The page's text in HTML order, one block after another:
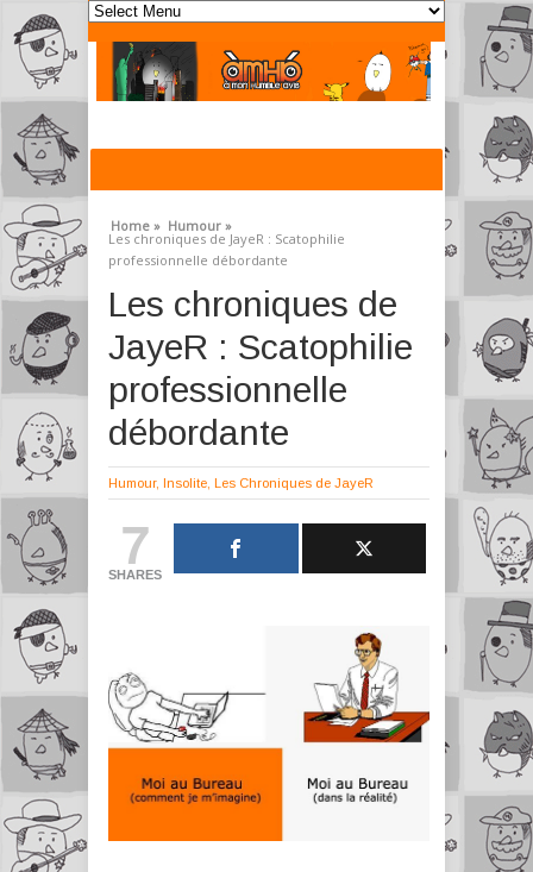
Home » Humour »
Les chroniques de JayeR : Scatophilie
professionnelle débordante
Les chroniques de
JayeR : Scatophilie
professionnelle
débordante
Humour, Insolite Les Chroniques de JayeR
7
SHARES